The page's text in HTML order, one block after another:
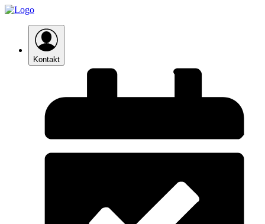
Kontakt